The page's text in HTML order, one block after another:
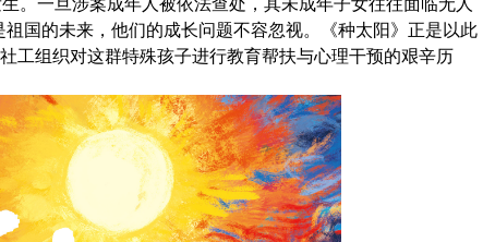
国的未来，他们的成长问题不容忽视。《种太阳》正是以此
工组织对这群特殊孩子进行教育帮扶与心理干预的艰辛历